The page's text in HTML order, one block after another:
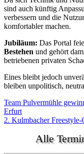
sind auch künftig
verbessern und die
komfortabler machen.
Jubiläum: Das Portal
Bestehen und gehört
betriebenen privaten
Eines bleibt jedoch
bleiben unpolitisch,
Team Pulvermühle
Erfurt
2. Kulmbacher
Alle